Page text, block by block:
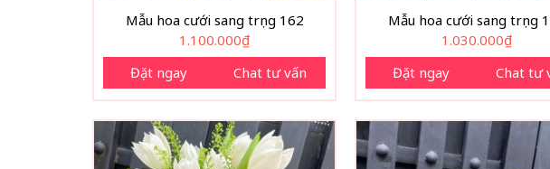
Mẫu hoa cưới sang trọng 162
1.100.000₫
Đặt ngay
Chat tư vấn
Mẫu hoa cưới sang trọng
1.030.000₫
Đặt ngay
Chat tư